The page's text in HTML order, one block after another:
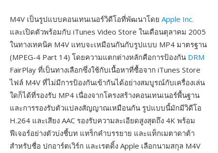
M4V เป็นรูปแบบคอนเทนเนอร์วิดีโอที่พัฒนาโดย Apple Inc.
และเปิดตัวพร้อมกับ iTunes Video Store ในเดือนตุลาคม 2005
ในทางเทคนิค M4V แทบจะเหมือนกันกับรูปแบบ MP4 มาตรฐาน
(MPEG-4 Part 14) โดยความแตกต่างหลักคือการป้องกัน DRM
FairPlay ที่เป็นทางเลือกซึ่งใช้กับเนื้อหาที่ซื้อจาก iTunes Store
ไฟล์ M4V ที่ไม่มีการป้องกันเข้ากันได้อย่างสมบูรณ์กับเครื่องเล่น
ใดก็ได้ที่รองรับ MP4 เนื่องจากโครงสร้างคอนเทนเนอร์พื้นฐาน
และการรองรับตัวแปลงสัญญาณเหมือนกัน รูปแบบนี้มักมีวิดีโอ
H.264 และเสียง AAC รองรับความละเอียดสูงสุดถึง 4K พร้อม
ฟีเจอร์อย่างตัวบ่งชี้บท แทร็กคำบรรยาย และแท็กเมตาดาต้า
สำหรับชื่อ ปกอาร์ตเวิร์ก และเรตติ้ง Apple เลือกนามสกุล M4V